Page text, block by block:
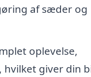
af sæder og
oplevelse,
giver din